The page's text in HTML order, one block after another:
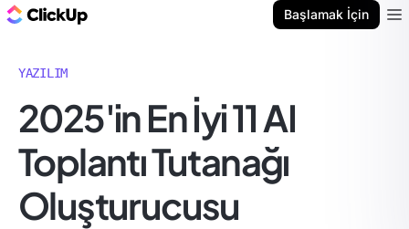
Başlamak İçin
YAZILIM
2025'in En İyi 11 AI
Toplantı Tutanağı
Oluşturucusu